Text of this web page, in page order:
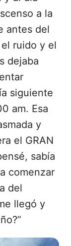
a la
antes del
ruido y el
dejaba
siguiente
am. Esa
y
el GRAN
sabía
comenzar
del
llegó y